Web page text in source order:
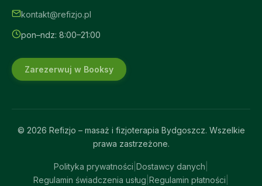
kontakt@refizjo.pl
pon–ndz: 8:00–21:00
Zarezerwuj w Booksy
© 2026 Refizjo – masaż i fizjoterapia Bydgoszcz. Wszelkie
prawa zastrzeżone.
Polityka prywatności Dostawcy danych
Regulamin świadczenia usług Regulamin płatności